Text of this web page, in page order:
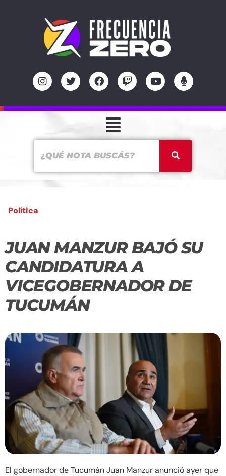
Política
JUAN MANZUR BAJÓ SU
CANDIDATURA A
VICEGOBERNADOR DE
TUCUMÁN
El gobernador de Tucumán Juan Manzur anunció ayer que